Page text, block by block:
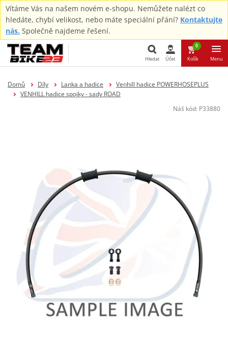
Vítáme Vás na našem novém e-shopu. Nemůžete nalézt co
hledáte, chybí velikost, nebo máte speciální přání? Kontaktujte
nás. Společně najdeme řešení.
Hledat
Hledat Účet
0
Košík Menu
Domů Díly Lanka a hadice
Venhill hadice POWERHOSEPLUS
VENHILL hadice spojky - sady ROAD
Náš kód: P33880